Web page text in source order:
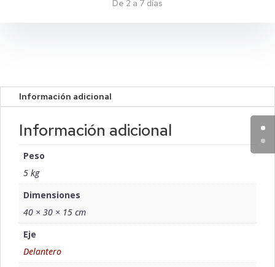
De 2 a 7 días
Información adicional
Información adicional
Peso
5 kg
Dimensiones
40 × 30 × 15 cm
Eje
Delantero